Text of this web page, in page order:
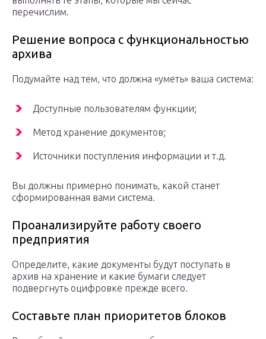
перечислим.
Решение вопроса с функциональностью
архива
Подумайте над тем, что должна «уметь» ваша система:
Доступные пользователям функции;
Метод хранение документов;
Источники поступления информации и т.д.
Вы должны примерно понимать, какой станет
сформированная вами система.
Проанализируйте работу своего
предприятия
Определите, какие документы будут поступать в
архив на хранение и какие бумаги следует
подвергнуть оцифровке прежде всего.
Составьте план приоритетов блоков